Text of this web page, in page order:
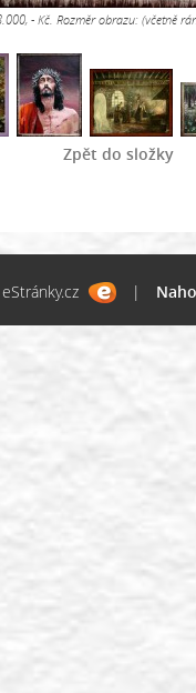
- Kč. Rozměr obrazu: (včetně
Zpět do složky
|